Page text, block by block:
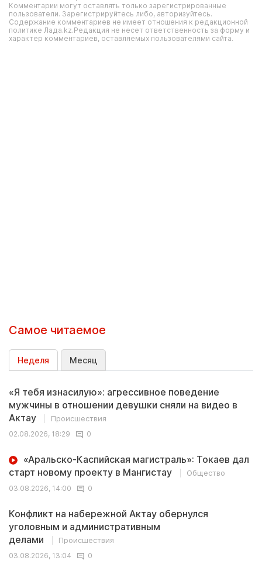
Комментарии могут оставлять только зарегистрированные
пользователи. Зарегистрируйтесь либо, авторизуйтесь.
Содержание комментариев не имеет отношения к редакционной
политике Лада.kz.Редакция не несет ответственность за форму и
характер комментариев, оставляемых пользователями сайта.
Самое читаемое
Неделя Месяц
«Я тебя изнасилую»: агрессивное поведение
мужчины в отношении девушки сняли на видео в
Актау
Происшествия
02.08.2026, 18:29
0
«Аральско-Каспийская магистраль»: Токаев дал
старт новому проекту в Мангистау
Общество
03.08.2026, 14:00
0
Конфликт на набережной Актау обернулся
уголовным и административным
делами
Происшествия
03.08.2026, 13:04
0